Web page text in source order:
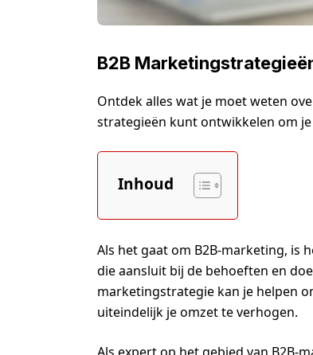
B2B
Ontdek alles wat je moet weten
strategieën kunt ontwikkelen om
Inhoud
Als het gaat om B2B-marketing, is
die aansluit bij de behoeften en
marketingstrategie kan je helpen
uiteindelijk je omzet te verhogen.